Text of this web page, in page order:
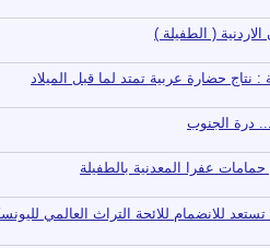
( الطفيلة )
: نتاج حضارة عربية تمتد لما قبل الميلاد
درة الجنوب
عفرا المعدنية بالطفيلة
تستعد للانضمام للائحة التراث العالمي